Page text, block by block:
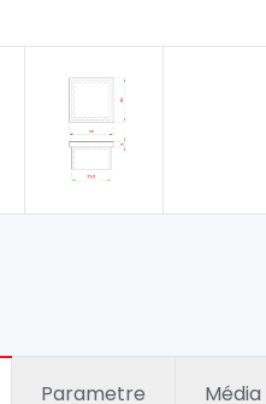
Parametre Média